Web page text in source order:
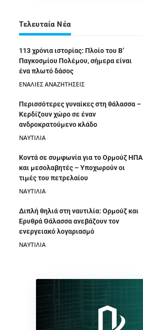
Τελευταία Νέα
113 χρόνια ιστορίας: Πλοίο του Β’
Παγκοσμίου Πολέμου, σήμερα είναι
ένα πλωτό δάσος
ΕΝΑΛΙΕΣ ΑΝΑΖΗΤΗΣΕΙΣ
Περισσότερες γυναίκες στη θάλασσα –
Κερδίζουν χώρο σε έναν
ανδροκρατούμενο κλάδο
ΝΑΥΤΙΛΙΑ
Κοντά σε συμφωνία για το Ορμούζ ΗΠΑ
και μεσολαβητές – Υποχωρούν οι
τιμές του πετρελαίου
ΝΑΥΤΙΛΙΑ
Διπλή θηλιά στη ναυτιλία: Ορμούζ και
Ερυθρά Θάλασσα ανεβάζουν τον
ενεργειακό λογαριασμό
ΝΑΥΤΙΛΙΑ